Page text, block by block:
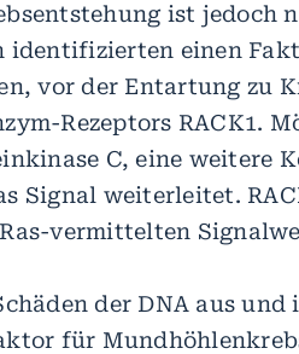
ist jedoch
identifizierten einen
vor der Entartung zu
Rezeptors RACK1.
C, eine weitere
Signal weiterleitet.
vermittelten
der DNA aus und
für